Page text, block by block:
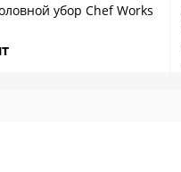
убор Chef Works